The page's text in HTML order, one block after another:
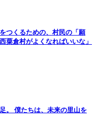
つくるための、村民の「願
粟倉村がよくなればいいな」
。 僕たちは、未来の里山を